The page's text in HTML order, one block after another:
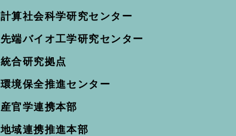
計算社会科学研究センター
先端バイオ工学研究センター
統合研究拠点
環境保全推進センター
産官学連携本部
地域連携推進本部